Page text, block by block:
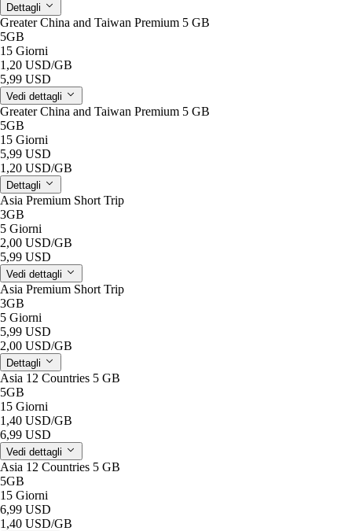
Dettagli
Greater China and Taiwan Premium 5 GB
5GB
15 Giorni
1,20 USD/GB
5,99 USD
Vedi dettagli
Greater China and Taiwan Premium 5 GB
5GB
15 Giorni
5,99 USD
1,20 USD/GB
Dettagli
Asia Premium Short Trip
3GB
5 Giorni
2,00 USD/GB
5,99 USD
Vedi dettagli
Asia Premium Short Trip
3GB
5 Giorni
5,99 USD
2,00 USD/GB
Dettagli
Asia 12 Countries 5 GB
5GB
15 Giorni
1,40 USD/GB
6,99 USD
Vedi dettagli
Asia 12 Countries 5 GB
5GB
15 Giorni
6,99 USD
1,40 USD/GB